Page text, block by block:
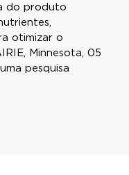
do produto
otimizar o
Minnesota, 05
pesquisa